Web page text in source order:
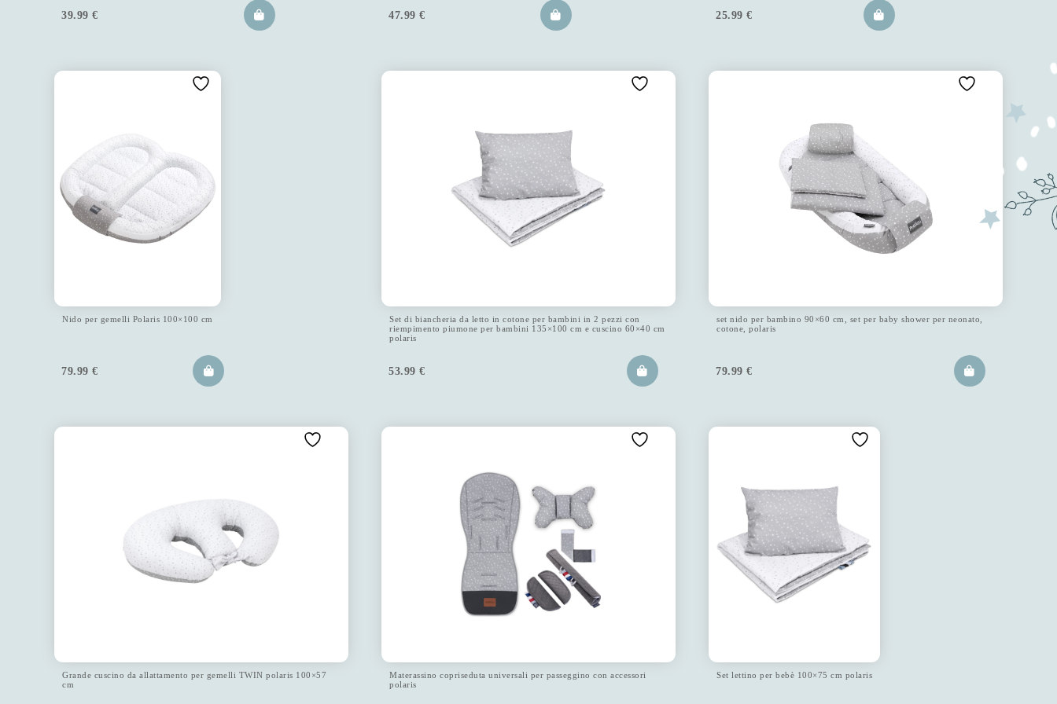
39.99 € 47.99 € 25.99 €
Nido per gemelli Polaris 100×100 cm
79.99 €
Set di biancheria da letto in cotone per bambini in 2 pezzi con
riempimento piumone per bambini 135×100 cm e cuscino 60×40 cm
polaris
53.99 €
set nido per bambino 90×60 cm, set per baby shower per neonato,
cotone, polaris
79.99 €
Grande cuscino da allattamento per gemelli TWIN polaris 100×57
cm
Materassino copriseduta universali per passeggino con accessori
polaris
Set lettino per bebè 100×75 cm polaris